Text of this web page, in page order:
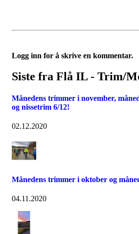
Logg inn for å skrive en kommentar.
Siste fra Flå IL - Trim/
Månedens trimmer i november,
og nissetrim 6/12!
02.12.2020
Månedens trimmer i oktober og
04.11.2020